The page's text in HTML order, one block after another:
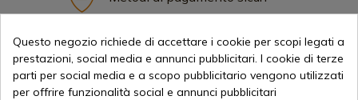
Spedizioni Internazionali
Questo negozio richiede di accettare i cookie per scopi legati a
prestazioni, social media e annunci pubblicitari. I cookie di terze
parti per social media e a scopo pubblicitario vengono utilizzati
per offrire funzionalità social e annunci pubblicitari